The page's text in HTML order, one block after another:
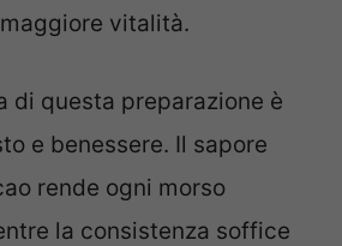
vitalità.
di questa preparazione è
e benessere. Il sapore
rende ogni morso
la consistenza soffice